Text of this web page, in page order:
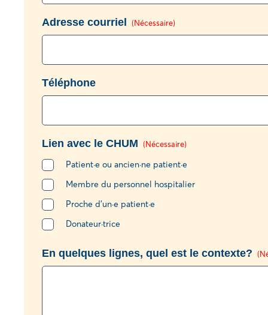
Adresse courriel (Nécessaire)
Téléphone
Lien avec le CHUM (Nécessaire)
Patient·e ou ancien·ne patient·e
Membre du personnel hospitalier
Proche d’un·e patient·e
Donateur·trice
En quelques lignes, quel est le contexte?